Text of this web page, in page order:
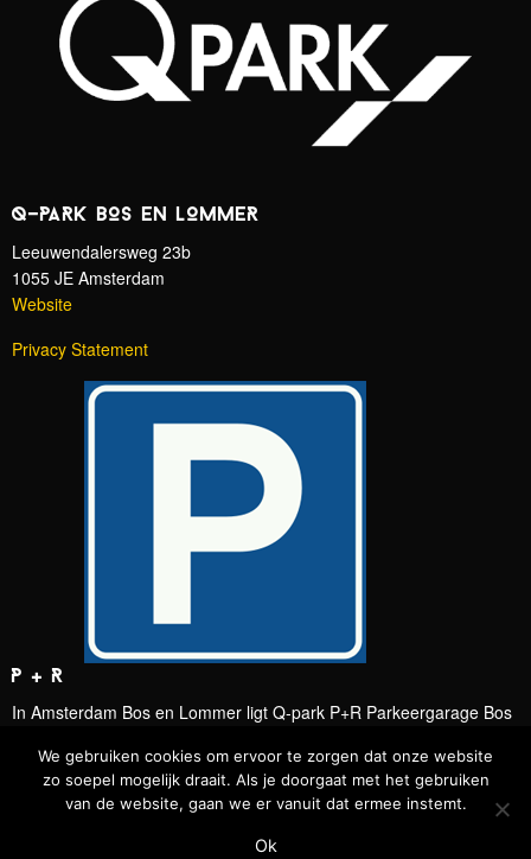
Q-PARK BOS EN LOMMER
Leeuwendalersweg 23b
1055 JE Amsterdam
Website
Privacy Statement
P + R
In Amsterdam Bos en Lommer ligt Q-park P+R Parkeergarage Bos
OPENBAAR VERVOER
Bus-/tramhalte Bos en Lommerplein, Amsterdam. Bekijkhier
We gebruiken cookies om ervoor te zorgen dat onze website
zo soepel mogelijk draait. Als je doorgaat met het gebruiken
van de website, gaan we er vanuit dat ermee instemt.
Ok